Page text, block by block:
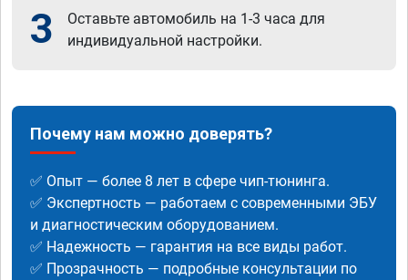
3
Оставьте автомобиль на 1-3 часа для
индивидуальной настройки.
Почему нам можно доверять?
✅ Опыт — более 8 лет в сфере чип-тюнинга.
✅ Экспертность — работаем с современными ЭБУ
и диагностическим оборудованием.
✅ Надежность — гарантия на все виды работ.
✅ Прозрачность — подробные консультации по